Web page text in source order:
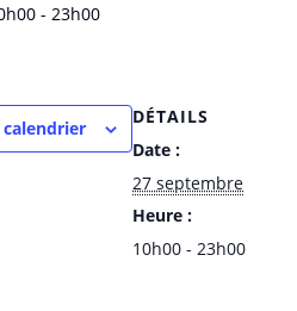
- 23h00
DÉTAILS
Date :
27 septembre
Heure :
10h00 - 23h00